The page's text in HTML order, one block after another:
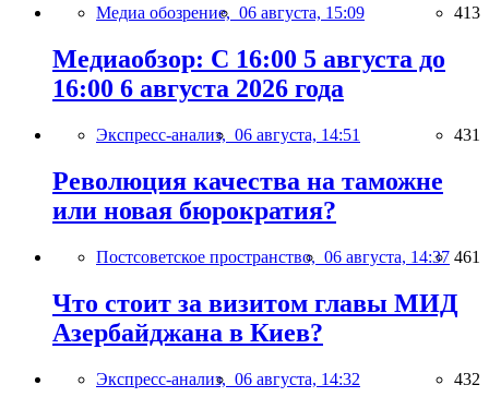
Медиа обозрение, 06 августа, 15:09 413
Медиаобзор: С 16:00 5 августа до
16:00 6 августа 2026 года
Экспресс-анализ, 06 августа, 14:51 431
Революция качества на таможне
или новая бюрократия?
Постсоветское пространство, 06 августа, 14:37 461
Что стоит за визитом главы МИД
Азербайджана в Киев?
Экспресс-анализ, 06 августа, 14:32 432